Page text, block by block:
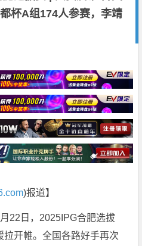
杯A组174人参赛，李靖
)报道】
22日，2025IPG合肥选拔
开帷。全国各路好手再次